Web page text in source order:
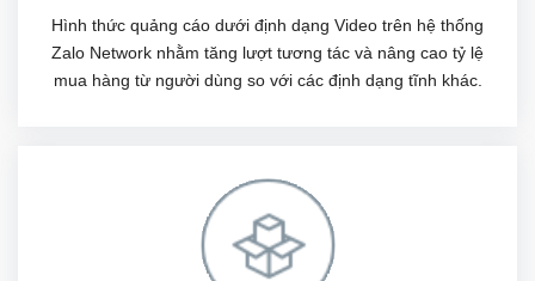
Hình thức quảng cáo dưới định dạng Video trên hệ thống
Zalo Network nhằm tăng lượt tương tác và nâng cao tỷ lệ
mua hàng từ người dùng so với các định dạng tĩnh khác.